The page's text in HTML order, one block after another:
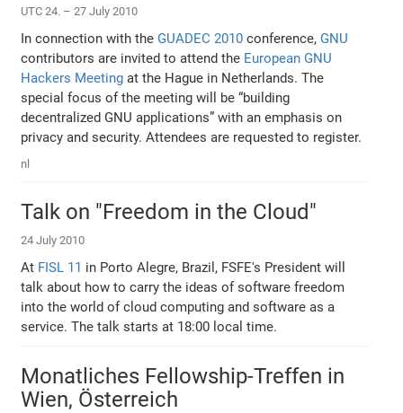
UTC 24. – 27 July 2010
In connection with the GUADEC 2010 conference, GNU
contributors are invited to attend the European GNU
Hackers Meeting at the Hague in Netherlands. The
special focus of the meeting will be “building
decentralized GNU applications” with an emphasis on
privacy and security. Attendees are requested to register.
nl
Talk on "Freedom in the Cloud"
24 July 2010
At FISL 11 in Porto Alegre, Brazil, FSFE's President will
talk about how to carry the ideas of software freedom
into the world of cloud computing and software as a
service. The talk starts at 18:00 local time.
Monatliches Fellowship-Treffen in
Wien, Österreich